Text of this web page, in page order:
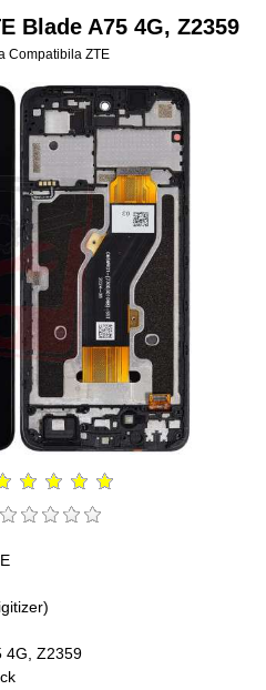
Blade A75 4G, Z2359
Compatibila ZTE
4G, Z2359